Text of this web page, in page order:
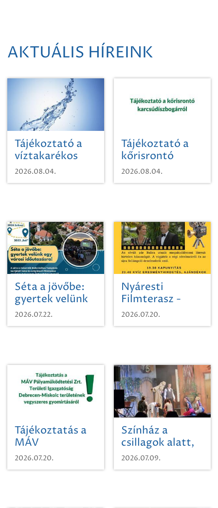
AKTUÁLIS HÍREINK
Tájékoztató a
víztakarékos
vízhasználatról
2026.08.04.
Tájékoztató a
kőrisrontó
karcsúdíszbogárról
2026.08.04.
Séta a jövőbe:
gyertek velünk
egy városi
időutazásra!
2026.07.22.
Nyáresti
Filmterasz -
Beugró a
Paradicsomba
2026.07.20.
Tájékoztatás a
MÁV
Pályaműködtetési
Zrt. Területi
2026.07.20.
Színház a
csillagok alatt,
sikeres nyitány
Szikszón
2026.07.09.